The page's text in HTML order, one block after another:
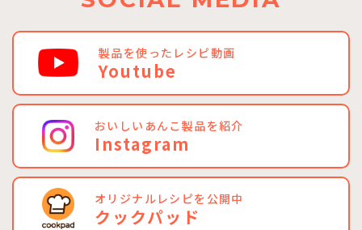
製品を使ったレシピ動画
Youtube
おいしいあんこ製品を紹介
Instagram
オリジナルレシピを公開中
クックパッド